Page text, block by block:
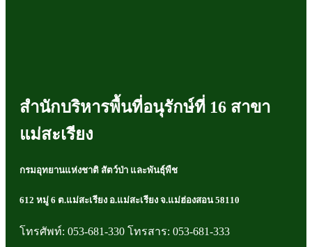
สำนักบริหารพื้นที่อนุรักษ์ที่ 16 สาขา
แม่สะเรียง
กรมอุทยานแห่งชาติ สัตว์ป่า และพันธุ์พืช
612 หมู่ 6 ต.แม่สะเรียง อ.แม่สะเรียง จ.แม่ฮ่องสอน 58110
โทรศัพท์: 053-681-330 โทรสาร: 053-681-333